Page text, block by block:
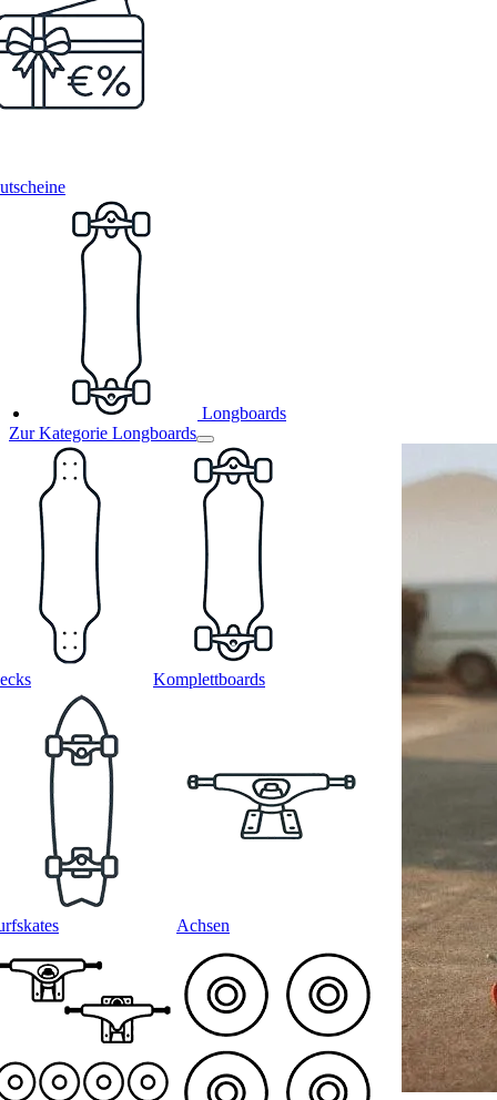
Longboards
Zur Kategorie Longboards
Komplettboards
Achsen